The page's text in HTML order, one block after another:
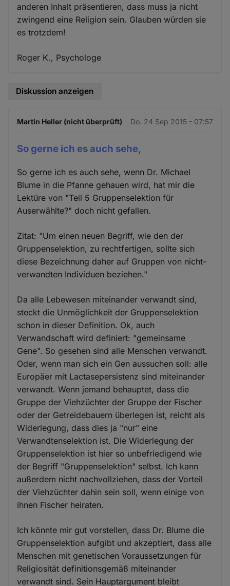
anderen Inhalt präsentieren, dass muss ja nicht
zwingend eine Religion sein. Glauben würden sie
es trotzdem!
Roger K., Psychologe
Diskussion anzeigen
Martin Heller (nicht überprüft) Do. 24 Sep 2015 - 07:57
So gerne ich es auch sehe,
So gerne ich es auch sehe, wenn Dr. Michael
Blume in die Pfanne gehauen wird, hat mir die
Lektüre von "Teil 5 Gruppenselektion für
Auserwählte?" doch nicht gefallen.
Zitat: "Um einen neuen Begriff, wie den der
Gruppenselektion, zu rechtfertigen, sollte sich
diese Bezeichnung daher auf Gruppen von nicht-
verwandten Individuen beziehen."
Da alle Lebewesen miteinander verwandt sind,
steckt die Unmöglichkeit der Gruppenselektion
schon in dieser Definition. Ok, auch
Verwandschaft wird definiert: "gemeinsame
Gene". So gesehen sind alle Menschen verwandt.
Oder, wenn man sich ein Gen aussuchen soll: alle
Europäer mit Lactasepersistenz sind miteinander
verwandt. Wenn jemand behauptet, dass die
Gruppe der Viehzüchter der Gruppe der Fischer
oder der Getreidebauern überlegen ist, reicht als
Widerlegung, dass dies ja "nur" eine
Verwandtenselektion ist. Die Widerlegung der
Gruppenselektion ist hier so unbefriedigend wie
der Begriff "Gruppenselektion" selbst. Ich kann
außerdem nicht nachvollziehen, dass der Vorteil
der Viehzüchter dahin sein soll, wenn einige von
ihnen Fischer heiraten.
Ich könnte mir gut vorstellen, dass Dr. Blume die
Gruppenselektion aufgibt und akzeptiert, dass alle
Menschen mit genetischen Voraussetzungen für
Religiosität definitionsgemäß miteinander
verwandt sind. Sein Hauptargument bleibt